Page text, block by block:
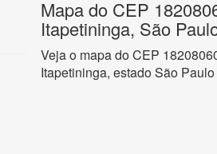
Mapa do CEP
Itapetininga, São
Veja o mapa do CEP
Itapetininga, estado São